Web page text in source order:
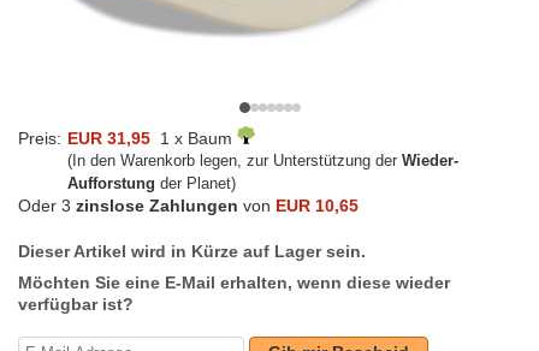
Preis: EUR 31,95 1 x Baum
(In den Warenkorb legen, zur Unterstützung der Wieder-
Aufforstung der Planet)
Oder 3 zinslose Zahlungen von EUR 10,65
Dieser Artikel wird in Kürze auf Lager sein.
Möchten Sie eine E-Mail erhalten, wenn diese wieder
verfügbar ist?